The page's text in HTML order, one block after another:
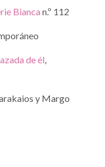
Bianca n.º 112
de él,
y Margo